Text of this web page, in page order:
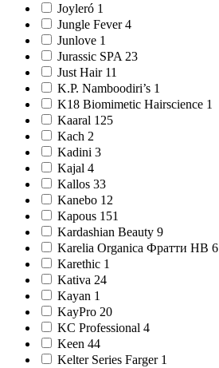
Joyleró 1
Jungle Fever 4
Junlove 1
Jurassic SPA 23
Just Hair 11
K.P. Namboodiri’s 1
K18 Biomimetic Hairscience 1
Kaaral 125
Kach 2
Kadini 3
Kajal 4
Kallos 33
Kanebo 12
Kapous 151
Kardashian Beauty 9
Karelia Organica Фратти НВ 6
Karethic 1
Kativa 24
Kayan 1
KayPro 20
KC Professional 4
Keen 44
Kelter Series Farger 1